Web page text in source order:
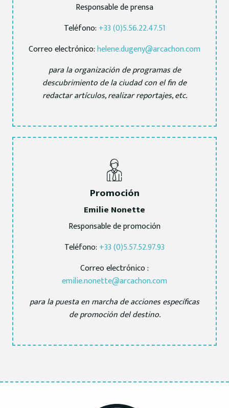
Responsable de prensa
Teléfono: +33 (0)5.56.22.47.51
Correo electrónico:helene.dugeny@arcachon.com
para la organización de programas de
descubrimiento de la ciudad con el fin de
redactar artículos, realizar reportajes, etc.
Promoción
Emilie Nonette
Responsable de promoción
Teléfono: +33 (0)5.57.52.97.93
Correo electrónico :
emilie.nonette@arcachon.com
para la puesta en marcha de acciones específicas
de promoción del destino.